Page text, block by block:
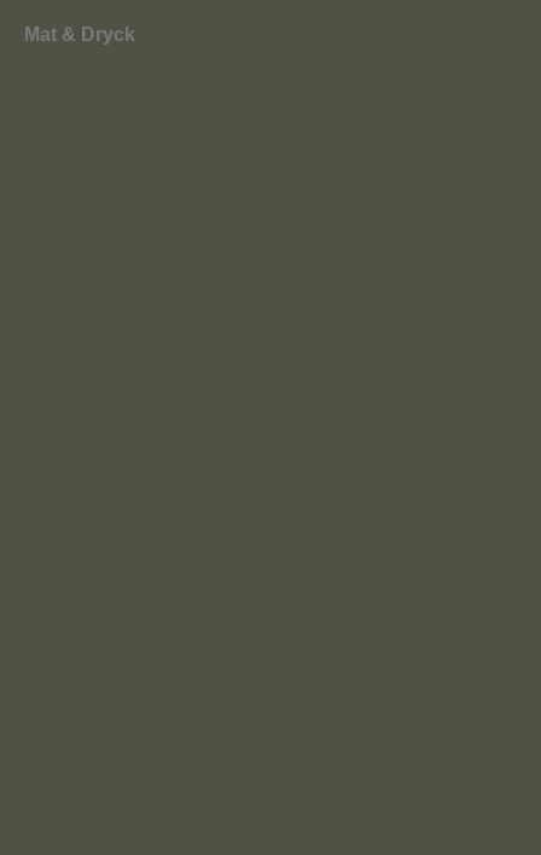
Mat & Dryck